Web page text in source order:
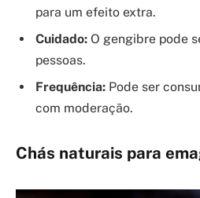
para um efeito extra.
Cuidado: O gengibre pode
pessoas.
Frequência: Pode ser
com moderação.
Chás naturais para